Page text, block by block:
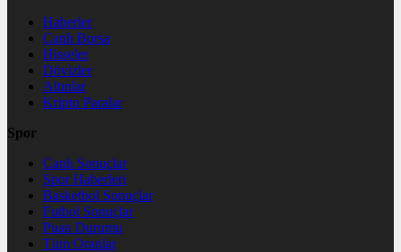
Haberler
Canlı Borsa
Hisseler
Dövizler
Altınlar
Kripto Paralar
Spor
Canlı Sonuçlar
Spor Haberleri
Basketbol Sonuçlar
Futbol Sonuçlar
Puan Durumu
Tüm Oranlar